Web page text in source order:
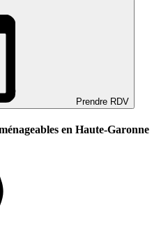
Prendre RDV
en Haute-Garonne